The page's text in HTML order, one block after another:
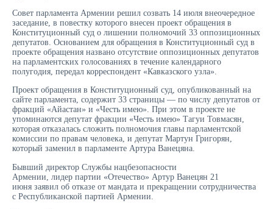
Совет парламента Армении решил созвать 14 июля внеочередное
заседание, в повестку которого внесен проект обращения в
Конституционный суд о лишении полномочий 33 оппозиционных
депутатов. Основанием для обращения в Конституционный суд в
проекте обращения названо отсутствие оппозиционных депутатов
на парламентских голосованиях в течение календарного
полугодия, передал корреспондент «Кавказского узла».
Проект обращения в Конституционный суд, опубликованный на
сайте парламента, содержит 33 страницы — по числу депутатов от
фракций «Айастан» и «Честь имею». При этом в проекте не
упоминаются депутат фракции «Честь имею» Тагуи Товмасян,
которая отказалась сложить полномочия главы парламентской
комиссии по правам человека, и депутат Мартун Григорян,
который заменил в парламенте Артура Ванецяна.
Бывший директор Службы нацбезопасности
Армении, лидер партии «Отечество» Артур Ванецян 21
июня заявил об отказе от мандата и прекращении сотрудничества
с Республиканской партией Армении.